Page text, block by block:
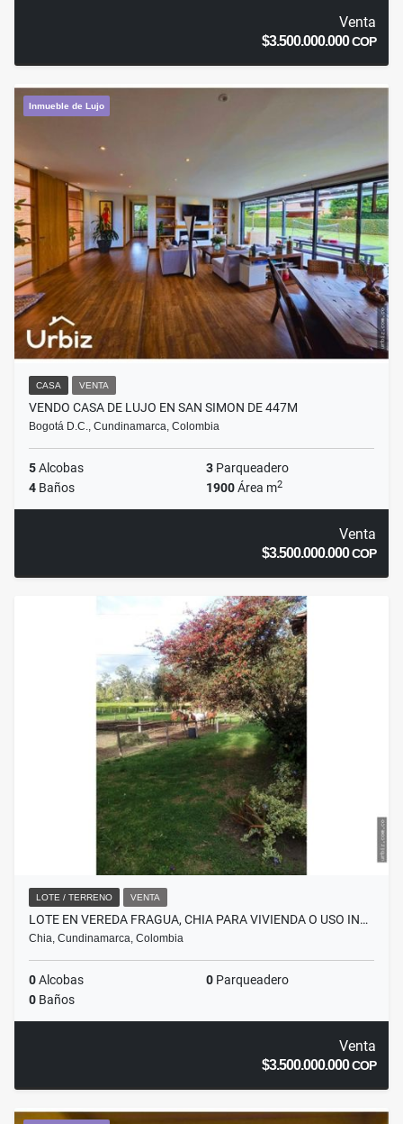
Venta
$3.500.000.000COP
Inmueble de Lujo
CASA VENTA
VENDO CASA DE LUJO EN SAN SIMON DE 447M
Bogotá D.C., Cundinamarca, Colombia
5Alcobas 3 Parqueadero
4 Baños 1900Área m2
Venta
$3.500.000.000COP
LOTE / TERRENO VENTA
LOTE EN VEREDA FRAGUA, CHIA PARA VIVIENDA O USO IN…
Chia, Cundinamarca, Colombia
0Alcobas 0 Parqueadero
0 Baños
Venta
$3.500.000.000COP